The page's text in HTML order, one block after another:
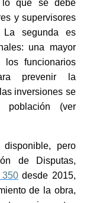
lo que se debe
y supervisores
La segunda es
una mayor
funcionarios
prevenir la
inversiones se
(ver
pero
de Disputas,
350desde 2015,
de la obra,